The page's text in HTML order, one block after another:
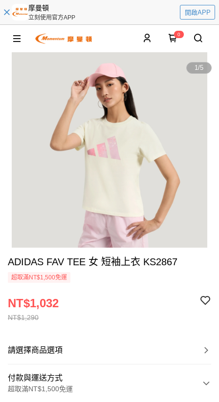
摩曼頓
立刻使用官方APP
開啟APP
0
1/5
ADIDAS FAV TEE 女 短袖上衣 KS2867
超取滿NT$1,500免運
NT$1,290
NT$1,032
請選擇商品選項
付款與運送方式
超取滿NT$1,500免運